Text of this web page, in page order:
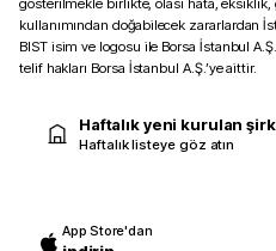
gösterilmekle birlikte, olası hata,
kullanımından doğabilecek zararlardan
BIST isim ve logosu ile Borsa İstanbul
telif hakları Borsa İstanbul A.Ş.’ye aittir.
Haftalık yeni kurulan
Haftalık listeye göz atın
App Store'dan